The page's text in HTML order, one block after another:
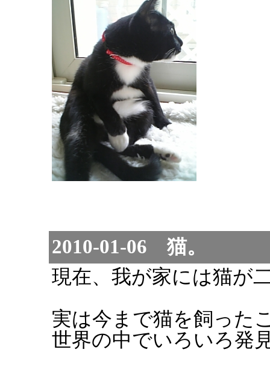
2010-01-06 猫。
現在、我が家には猫が
実は今まで猫を飼った
世界の中でいろいろ発